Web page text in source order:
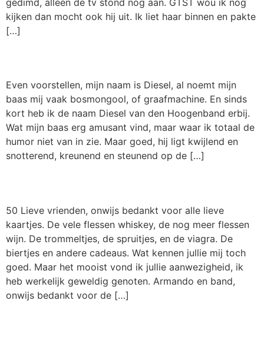
kijken dan mocht ook hij uit. Ik liet haar binnen en pakte
[…]
Even voorstellen, mijn naam is Diesel, al noemt mijn
baas mij vaak bosmongool, of graafmachine. En sinds
kort heb ik de naam Diesel van den Hoogenband erbij.
Wat mijn baas erg amusant vind, maar waar ik totaal de
humor niet van in zie. Maar goed, hij ligt kwijlend en
snotterend, kreunend en steunend op de […]
50 Lieve vrienden, onwijs bedankt voor alle lieve
kaartjes. De vele flessen whiskey, de nog meer flessen
wijn. De trommeltjes, de spruitjes, en de viagra. De
biertjes en andere cadeaus. Wat kennen jullie mij toch
goed. Maar het mooist vond ik jullie aanwezigheid, ik
heb werkelijk geweldig genoten. Armando en band,
onwijs bedankt voor de […]